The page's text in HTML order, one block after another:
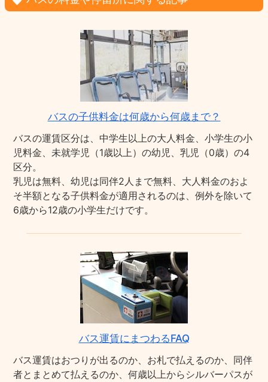
バスの子供料金は何歳から何歳まで？
バスの運賃区分は、中学生以上の大人料金、小学生の小
児料金、未就学児（1歳以上）の幼児、乳児（0歳）の4
区分。
乳児は無料、幼児は同伴2人まで無料、大人料金のおよ
そ半額となる子供料金が適用されるのは、例外を除いて
6歳から12歳の小学生だけです。
バス運賃にまつわるFAQ
バス運賃はおつりが出るのか、お札で払えるのか、同伴
者とまとめて払えるのか、何歳以上からシルバーパスが